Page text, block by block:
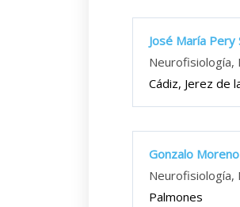
José María Pery
Neurofisiología,
Cádiz, Jerez de
Gonzalo
Neurofisiología,
Palmones